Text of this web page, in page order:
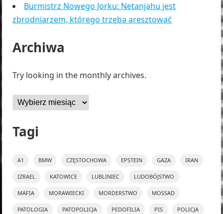
Burmistrz Nowego Jorku: Netanjahu jest
zbrodniarzem, którego trzeba aresztować
Archiwa
Try looking in the monthly archives.
Archiwa
Tagi
A1 BMW CZĘSTOCHOWA EPSTEIN GAZA IRAN
IZRAEL KATOWICE LUBLINIEC LUDOBÓJSTWO
MAFIA MORAWIECKI MORDERSTWO MOSSAD
PATOLOGIA PATOPOLICJA PEDOFILIA PIS POLICJA